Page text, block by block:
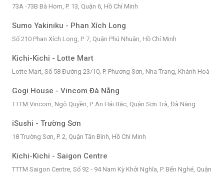
73A -73B Bà Hom, P. 13, Quận 6, Hồ Chí Minh
Sumo Yakiniku - Phan Xích Long
Số 210 Phan Xích Long, P. 7, Quận Phú Nhuận, Hồ Chí Minh
Kichi-Kichi - Lotte Mart
Lotte Mart, Số 58 Đường 23/10, P. Phương Sơn, Nha Trang, Khánh Hoà
Gogi House - Vincom Đà Nẵng
TTTM Vincom, Ngô Quyền, P. An Hải Bắc, Quận Sơn Trà, Đà Nẵng
iSushi - Trường Sơn
18 Trường Sơn, P. 2, Quận Tân Bình, Hồ Chí Minh
Kichi-Kichi - Saigon Centre
TTTM Saigon Centre, Số 92 - 94 Nam Kỳ Khởi Nghĩa, P. Bến Nghé, Quận